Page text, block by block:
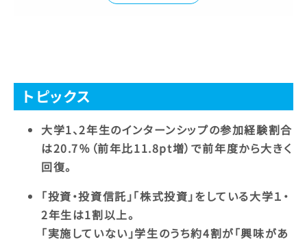
トピックス
大学1、2年生のインターンシップの参加経験割合
は20.7％（前年比11.8pt増）で前年度から大きく
回復。
「投資・投資信託」「株式投資」をしている大学１・
2年生は1割以上。
「実施していない」学生のうち約4割が「興味があ